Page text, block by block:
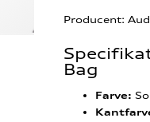
Producent:
Bag
Farve: